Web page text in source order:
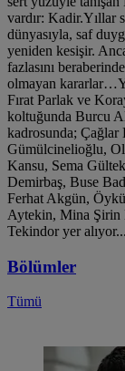
vardır: Kadir.Yıllar
dünyasıyla, saf
yeniden kesişir.
fazlasını
olmayan
Fırat Parlak ve
koltuğunda Burcu
kadrosunda; Çağlar
Gümülcinelioğlu,
Kansu, Sema
Demirbaş, Buse
Ferhat Akgün,
Aytekin, Mina Şirin
Tekindor yer alıyor...
Bölümler
Tümü